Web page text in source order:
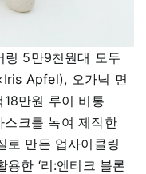
링 5만9천원대 모두
Apfel), 오가닉 면
만원 루이 비통
크를 녹여 제작한
로 만든 업사이클링
한 ‘리:엔티크 블론